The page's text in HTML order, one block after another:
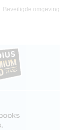
Beveiligde omgeving